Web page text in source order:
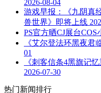
2026-08-04
游戏早报：《九阴真
兽世界》即将上线
PS官方晒CJ展台
《艾尔登法环黑夜君
01
《刺客信条4黑旗记
2026-07-30
热门新闻排行